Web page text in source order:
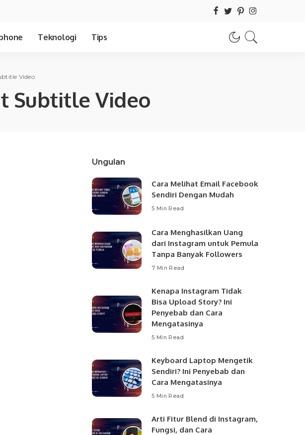
Teknologi Tips
Video
Subtitle Video
Ungulan
Cara Melihat Email Facebook
Sendiri Dengan Mudah
5 Min Read
Cara Menghasilkan Uang
dari Instagram untuk Pemula
Tanpa Banyak Followers
7 Min Read
Kenapa Instagram Tidak
Bisa Upload Story? Ini
Penyebab dan Cara
Mengatasinya
5 Min Read
Keyboard Laptop Mengetik
Sendiri? Ini Penyebab dan
Cara Mengatasinya
5 Min Read
Arti Fitur Blend di Instagram,
Fungsi, dan Cara